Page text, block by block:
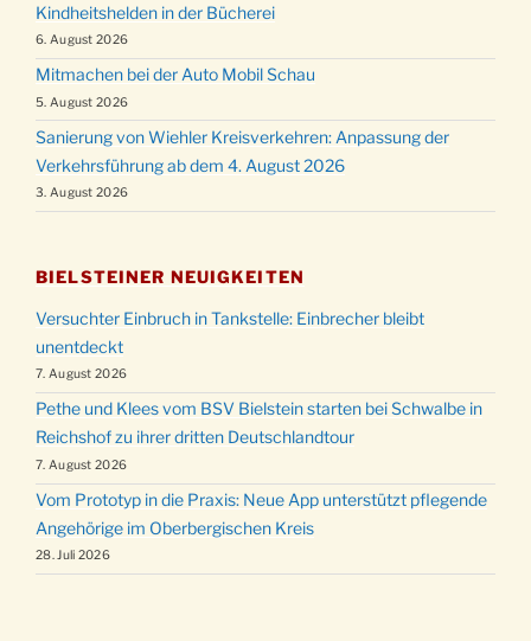
Kindheitshelden in der Bücherei
6. August 2026
Mitmachen bei der Auto Mobil Schau
5. August 2026
Sanierung von Wiehler Kreisverkehren: Anpassung der
Verkehrsführung ab dem 4. August 2026
3. August 2026
BIELSTEINER NEUIGKEITEN
Versuchter Einbruch in Tankstelle: Einbrecher bleibt
unentdeckt
7. August 2026
Pethe und Klees vom BSV Bielstein starten bei Schwalbe in
Reichshof zu ihrer dritten Deutschlandtour
7. August 2026
Vom Prototyp in die Praxis: Neue App unterstützt pflegende
Angehörige im Oberbergischen Kreis
28. Juli 2026